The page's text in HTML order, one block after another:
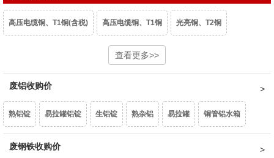
高压电缆铜、T1铜(含税) 高压电缆铜、T1铜 光亮铜、T2铜
镀锡铜
废紫杂铜、热水器（乘品位）
黄杂铜 铁黄铜 黄铜水箱 黄铜沫 62黄铜边料 响铜
查看更多>>
废铝收购价
熟铝锭 易拉罐铝锭 生铝锭 熟杂铝 易拉罐 铜管铝水箱
1系白料 6063白料
废钢铁收购价